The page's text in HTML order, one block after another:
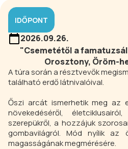
IDŐPONT
2026.09.26.
"Csemetétől a
Orosztony, Öröm-
A túra során a résztvevők
található erdő látnivalóival.
Őszi arcát ismerhetik meg az
növekedéséről,
szerepükről, a hozzájuk
gombavilágról. Mód nyílik az
magasságának megmérésére.